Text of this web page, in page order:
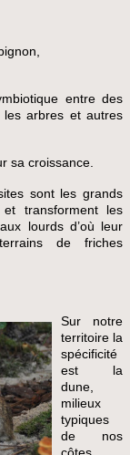
on,
entre des
les arbres et autres
sa croissance.
sont les grands
transforment les
lourds d’où leur
de friches
Sur notre
territoire la
spécificité
est la
dune,
milieux
typiques
de nos